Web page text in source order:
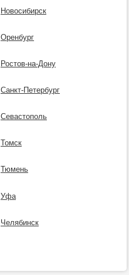
Новосибирск
Оренбург
Ростов-на-Дону
Санкт-Петербург
Севастополь
Томск
Тюмень
Уфа
Челябинск